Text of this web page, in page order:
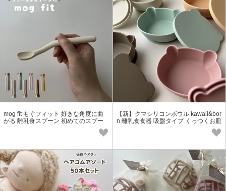
mog fit もぐフィット 好きな角度に曲
がる 離乳食スプーン 初めてのスプー
【新】クマシリコンボウル kawaii&bor
n 離乳食食器 吸盤タイプ くっつくお皿